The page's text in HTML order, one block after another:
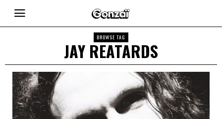
BROWSE TAG
JAY REATARDS